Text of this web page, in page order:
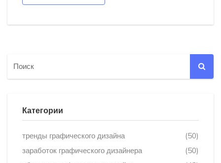
Категории
тренды графического дизайна
(50)
заработок графического дизайнера
(50)